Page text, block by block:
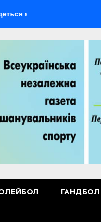
табір
ГАНДБОЛ